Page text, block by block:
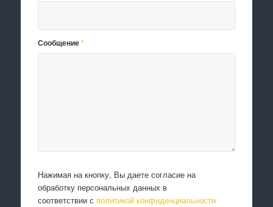
Сообщение*
Нажимая на кнопку, Вы даете согласие на
обработку персональных данных в
соответствии с политикой конфиденциальности